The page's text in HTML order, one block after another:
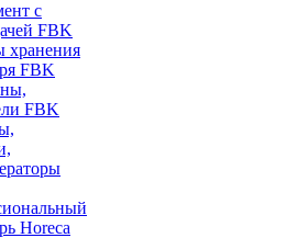
с
FBK
хранения
FBK
FBK
Horeca